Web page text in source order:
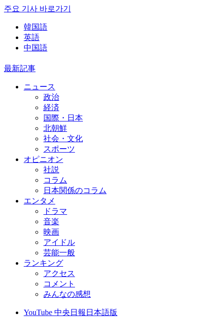
주요 기사 바로가기
韓国語
英語
中国語
最新記事
ニュース
政治
経済
国際・日本
北朝鮮
社会・文化
スポーツ
オピニオン
社説
コラム
日本関係のコラム
エンタメ
ドラマ
音楽
映画
アイドル
芸能一般
ランキング
アクセス
コメント
みんなの感想
YouTube 中央日報日本語版